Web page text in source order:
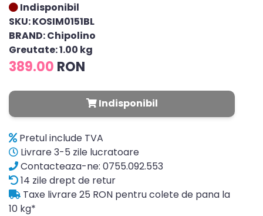
Indisponibil
SKU: KOSIM0151BL
BRAND: Chipolino
Greutate: 1.00 kg
389.00 RON
Indisponibil
Pretul include TVA
Livrare 3-5 zile lucratoare
Contacteaza-ne: 0755.092.553
14 zile drept de retur
Taxe livrare 25 RON pentru colete de pana la
10 kg*